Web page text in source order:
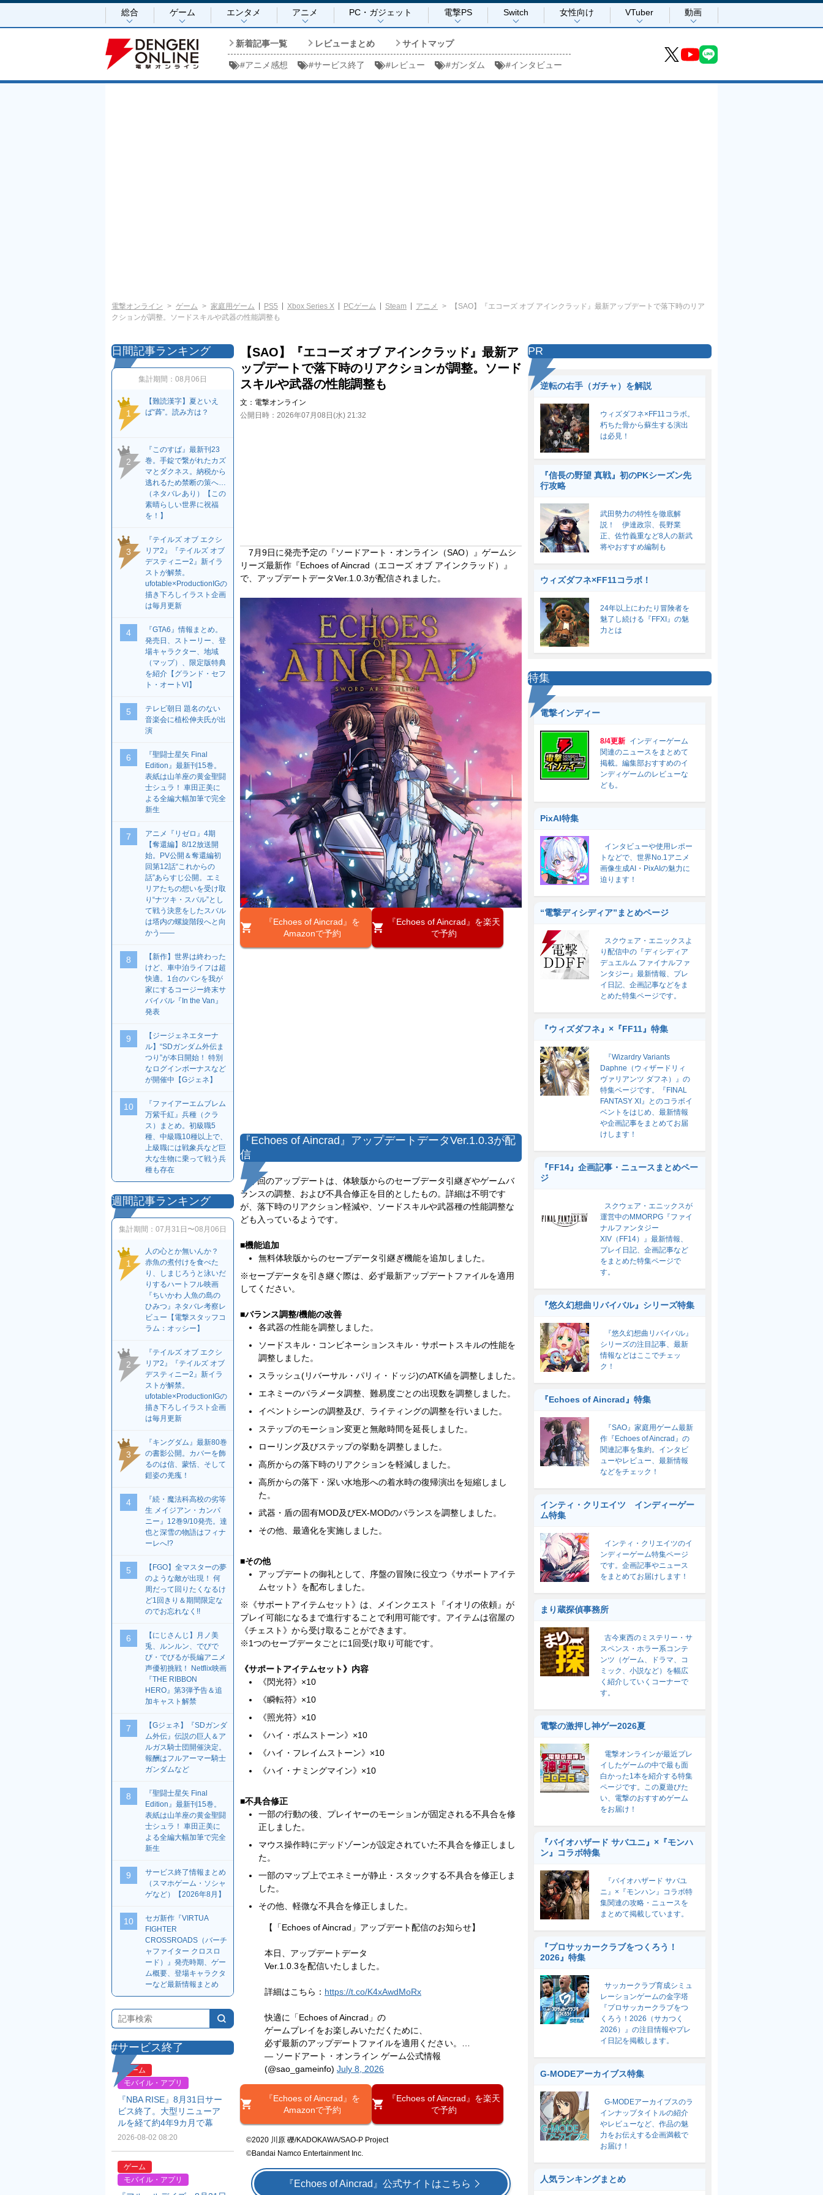
総合 ゲーム エンタメ アニメ PC・ガジェット 電撃PS Switch 女性向け VTuber 動画
新着記事一覧 レビューまとめ サイトマップ
#アニメ感想 #サービス終了 #レビュー #ガンダム #インタビュー
電撃オンライン ゲーム 家庭用ゲーム PS5 Xbox Series X PCゲーム Steam アニメ
【SAO】『エコーズ オブ アインクラッド』最新アップデートで落下時のリア
クションが調整。ソードスキルや武器の性能調整も
【SAO】『エコーズ オブ アインクラッド』最新ア
ップデートで落下時のリアクションが調整。ソード
スキルや武器の性能調整も
文： 電撃オンライン
公開日時： 2026年07月08日(水) 21:32
7月9日に発売予定の『ソードアート・オンライン（SAO）』ゲームシ
リーズ最新作『Echoes of Aincrad（エコーズ オブ アインクラッド）』
で、アップデートデータVer.1.0.3が配信されました。
『Echoes of Aincrad』を
Amazonで予約
『Echoes of Aincrad』を楽天
で予約
『Echoes of Aincrad』アップデートデータVer.1.0.3が配
信
今回のアップデートは、体験版からのセーブデータ引継ぎやゲームバ
ランスの調整、および不具合修正を目的としたもの。詳細は不明です
が、落下時のリアクション軽減や、ソードスキルや武器種の性能調整な
ども入っているようです。
■機能追加
無料体験版からのセーブデータ引継ぎ機能を追加しました。
※セーブデータを引き継ぐ際は、必ず最新アップデートファイルを適用
してください。
■バランス調整/機能の改善
各武器の性能を調整しました。
ソードスキル・コンビネーションスキル・サポートスキルの性能を
調整しました。
スラッシュ(リバーサル・パリィ・ドッジ)のATK値を調整しました。
エネミーのパラメータ調整、難易度ごとの出現数を調整しました。
イベントシーンの調整及び、ライティングの調整を行いました。
ステップのモーション変更と無敵時間を延長しました。
ローリング及びステップの挙動を調整しました。
高所からの落下時のリアクションを軽減しました。
高所からの落下・深い水地形への着水時の復帰演出を短縮しまし
た。
武器・盾の固有MOD及びEX-MODのバランスを調整しました。
その他、最適化を実施しました。
■その他
アップデートの御礼として、序盤の冒険に役立つ《サポートアイテ
ムセット》を配布しました。
※《サポートアイテムセット》は、メインクエスト『イオリの依頼』が
プレイ可能になるまで進行することで利用可能です。アイテムは宿屋の
《チェスト》から受け取ることができます。
※1つのセーブデータごとに1回受け取り可能です。
《サポートアイテムセット》内容
《閃光符》×10
《瞬転符》×10
《照光符》×10
《ハイ・ボムストーン》×10
《ハイ・フレイムストーン》×10
《ハイ・ナミングマイン》×10
■不具合修正
一部の行動の後、プレイヤーのモーションが固定される不具合を修
正しました。
マウス操作時にデッドゾーンが設定されていた不具合を修正しまし
た。
一部のマップ上でエネミーが静止・スタックする不具合を修正しま
した。
その他、軽微な不具合を修正しました。
【「Echoes of Aincrad」アップデート配信のお知らせ】
本日、アップデートデータ
Ver.1.0.3を配信いたしました。
詳細はこちら： https://t.co/K4xAwdMoRx
快適に「Echoes of Aincrad」の
ゲームプレイをお楽しみいただくために、
必ず最新のアップデートファイルを適用ください。…
— ソードアート・オンライン ゲーム公式情報
(@sao_gameinfo) July 8, 2026
『Echoes of Aincrad』を
Amazonで予約
『Echoes of Aincrad』を楽天
で予約
©2020 川原 礫/KADOKAWA/SAO-P Project
©Bandai Namco Entertainment Inc.
『Echoes of Aincrad』公式サイトはこちら
日間記事ランキング
集計期間： 08月06日
1
【難読漢字】夏といえ
ば“蕣”。読み方は？
2
『このすば』最新刊23
巻。手錠で繋がれたカズ
マとダクネス。納税から
逃れるため禁断の策へ…
（ネタバレあり）【この
素晴らしい世界に祝福
を！】
3
『テイルズ オブ エクシ
リア2』『テイルズ オブ
デスティニー2』新イラ
ストが解禁。
ufotable×ProductionIGの
描き下ろしイラスト企画
は毎月更新
4
『GTA6』情報まとめ。
発売日、ストーリー、登
場キャラクター、地域
（マップ）、限定版特典
を紹介【グランド・セフ
ト・オートVI】
5
テレビ朝日 題名のない
音楽会に植松伸夫氏が出
演
6
『聖闘士星矢 Final
Edition』最新刊15巻。
表紙は山羊座の黄金聖闘
士シュラ！ 車田正美に
よる全編大幅加筆で完全
新生
7
アニメ『リゼロ』4期
【奪還編】8/12放送開
始。PV公開＆奪還編初
回第12話“これからの
話”あらすじ公開。エミ
リアたちの想いを受け取
り“ナツキ・スバル”とし
て戦う決意をしたスバル
は塔内の螺旋階段へと向
かう――
8
【新作】世界は終わった
けど、車中泊ライフは超
快適。1台のバンを我が
家にするコージー終末サ
バイバル『In the Van』
発表
9
【ジージェネエターナ
ル】“SDガンダム外伝ま
つり”が本日開始！ 特別
なログインボーナスなど
が開催中【Gジェネ】
10
『ファイアーエムブレム
万紫千紅』兵種（クラ
ス）まとめ。初級職5
種、中級職10種以上で、
上級職には戦象兵など巨
大な生物に乗って戦う兵
種も存在
週間記事ランキング
集計期間： 07月31日〜08月06日
1
人の心とか無いんか？
赤魚の煮付けを食べた
り、しまじろうと泳いだ
りするハートフル映画
『ちいかわ 人魚の島の
ひみつ』ネタバレ考察レ
ビュー【電撃スタッフコ
ラム：オッシー】
2
『テイルズ オブ エクシ
リア2』『テイルズ オブ
デスティニー2』新イラ
ストが解禁。
ufotable×ProductionIGの
描き下ろしイラスト企画
は毎月更新
3
『キングダム』最新80巻
の書影公開。カバーを飾
るのは信、蒙恬、そして
鎧姿の羌瘣！
4
『続・魔法科高校の劣等
生 メイジアン・カンパ
ニー』12巻9/10発売。達
也と深雪の物語はフィナ
ーレへ!?
5
【FGO】全マスターの夢
のような敵が出現！ 何
周だって回りたくなるけ
ど1回きり＆期間限定な
のでお忘れなく!!
6
【にじさんじ】月ノ美
兎、ルンルン、でびで
び・でびるが長編アニメ
声優初挑戦！ Netflix映画
『THE RIBBON
HERO』第3弾予告＆追
加キャスト解禁
7
【Gジェネ】『SDガンダ
ム外伝』伝説の巨人＆ア
ルガス騎士団開催決定。
報酬はフルアーマー騎士
ガンダムなど
8
『聖闘士星矢 Final
Edition』最新刊15巻。
表紙は山羊座の黄金聖闘
士シュラ！ 車田正美に
よる全編大幅加筆で完全
新生
9
サービス終了情報まとめ
（スマホゲーム・ソシャ
ゲなど）【2026年8月】
10
セガ新作『VIRTUA
FIGHTER
CROSSROADS（バーチ
ャファイター クロスロ
ード）』発売時期、ゲー
ム概要、登場キャラクタ
ーなど最新情報まとめ
#サービス終了
ゲーム
モバイル・アプリ
『NBA RISE』8月31日サー
ビス終了。大型リニューア
ルを経て約4年9カ月で幕
2026-08-02 08:20
ゲーム
モバイル・アプリ
PR
逆転の右手（ガチャ）を解説
ウィズダフネ×FF11コラボ。
朽ちた骨から蘇生する演出
は必見！
『信長の野望 真戦』初のPKシーズン先
行攻略
武田勢力の特性を徹底解
説！ 伊達政宗、長野業
正、佐竹義重など8人の新武
将やおすすめ編制も
ウィズダフネ×FF11コラボ！
24年以上にわたり冒険者を
魅了し続ける『FFXI』の魅
力とは
特集
電撃インディー
8/4更新 インディーゲーム
関連のニュースをまとめて
掲載。編集部おすすめのイ
ンディゲームのレビューな
ども。
PixAI特集
インタビューや使用レポー
トなどで、世界No.1アニメ
画像生成AI・PixAIの魅力に
迫ります！
“電撃ディシディア”まとめページ
スクウェア・エニックスよ
り配信中の『ディシディア
デュエルム ファイナルファ
ンタジー』最新情報、プレ
イ日記、企画記事などをま
とめた特集ページです。
『ウィズダフネ』×『FF11』特集
『Wizardry Variants
Daphne（ウィザードリィ
ヴァリアンツ ダフネ）』の
特集ページです。『FINAL
FANTASY XI』とのコラボイ
ベントをはじめ、最新情報
や企画記事をまとめてお届
けします！
『FF14』企画記事・ニュースまとめペー
ジ
スクウェア・エニックスが
運営中のMMORPG『ファイ
ナルファンタジー
XIV（FF14）』最新情報、
プレイ日記、企画記事など
をまとめた特集ページで
す。
『悠久幻想曲リバイバル』シリーズ特集
『悠久幻想曲リバイバル』
シリーズの注目記事、最新
情報などはここでチェッ
ク！
『Echoes of Aincrad』特集
『SAO』家庭用ゲーム最新
作『Echoes of Aincrad』の
関連記事を集約。インタビ
ューやレビュー、最新情報
などをチェック！
インティ・クリエイツ インディーゲー
ム特集
インティ・クリエイツのイ
ンディーゲーム特集ページ
です。企画記事やニュース
をまとめてお届けします！
まり蔵探偵事務所
古今東西のミステリー・サ
スペンス・ホラー系コンテ
ンツ（ゲーム、ドラマ、コ
ミック、小説など）を幅広
く紹介していくコーナーで
す。
電撃の激押し神ゲー2026夏
電撃オンラインが最近プレ
イしたゲームの中で最も面
白かった1本を紹介する特集
ページです。この夏遊びた
い、電撃のおすすめゲーム
をお届け！
『バイオハザード サバユニ』×『モンハ
ン』コラボ特集
『バイオハザード サバユ
ニ』×『モンハン』コラボ特
集関連の攻略・ニュースを
まとめて掲載しています。
『プロサッカークラブをつくろう！
2026』特集
サッカークラブ育成シミュ
レーションゲームの金字塔
『プロサッカークラブをつ
くろう！2026（サカつく
2026）』の注目情報やプレ
イ日記を掲載します。
G-MODEアーカイブス特集
G-MODEアーカイブスのラ
インナップタイトルの紹介
やレビューなど、作品の魅
力をお伝えする企画満載で
お届け！
人気ランキングまとめ